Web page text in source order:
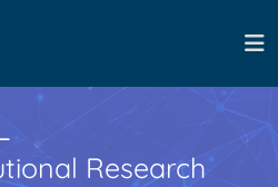
Research